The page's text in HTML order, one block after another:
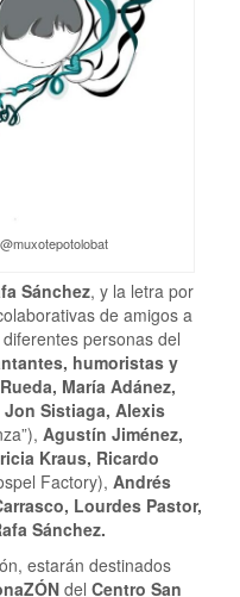
Sánchez, y la letra por
de amigos a
personas del
humoristas y
María Adánez,
Jon Sistiaga, Alexis
Agustín Jiménez,
Kraus, Ricardo
Factory), Andrés
Lourdes Pastor,
Sánchez.
estarán destinados
del Centro San